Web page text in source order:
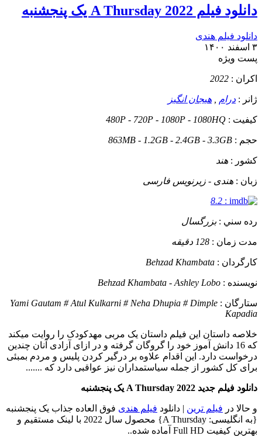
دانلود فیلم A Thursday 2022 یک پنجشنبه
دانلود فیلم هندی
۳ اسفند ۱۴۰۰
پست ويژه
اکران : 2022
ژانر : درام هیجان انگیز
کيفيت : 480P - 720P - 1080P - 1080HQ
حجم : 863MB - 1.2GB - 2.4GB - 3.3GB
کشور : هند
زبان : هندی - زیرنویس فارسی
:
8.2
رده سني :بزرگسال
مدت زمان : 128 دقیقه
کارگردان : Behzad Khambata
نويسنده : Behzad Khambata - Ashley Lobo
ستارگان : Yami Gautam # Atul Kulkarni # Neha Dhupia # Dimple
Kapadia
خلاصه داستان این فیلم داستان یک مربی مهدکودک را روایت میکند
که 16 دانش آموز خود را گروگان گرفته و در ازای آزادی آنان چندین
درخواست دارد. این اقدام علاوه بر درگیر کردن پلیس و مردم بمبئی
برای کل کشور از جمله سیاستمداران نیز عواقبی دارد که .......
دانلود فیلم جدید A Thursday 2022 یک پنجشنبه
و حالا در فیلم ترین | دانلود فیلم هندی فوق العاده جذاب یک پنجشنبه
{به انگلیسی: A Thursday} محصول سال 2022 با لینک مستقیم و
بهترین کیفیت Full HD آماده شده..